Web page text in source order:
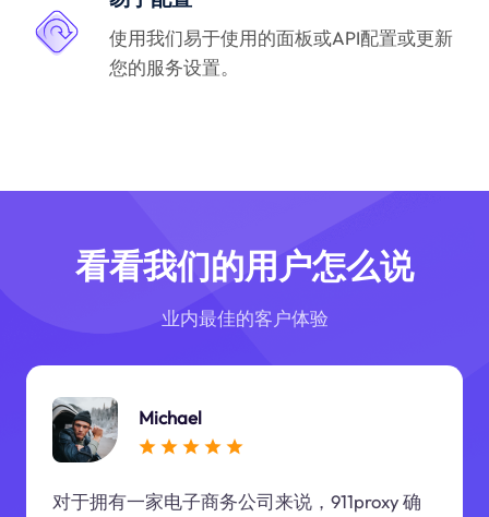
使用我们易于使用的面板或API配置或更新
您的服务设置。
看看我们的用户怎么说
业内最佳的客户体验
Michael
对于拥有一家电子商务公司来说，911proxy 确